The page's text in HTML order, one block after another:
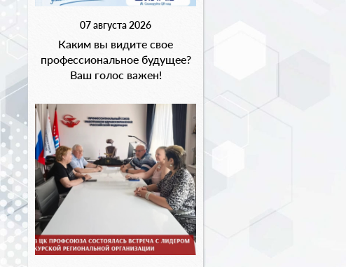
07 августа 2026
Каким вы видите свое
профессиональное будущее?
Ваш голос важен!